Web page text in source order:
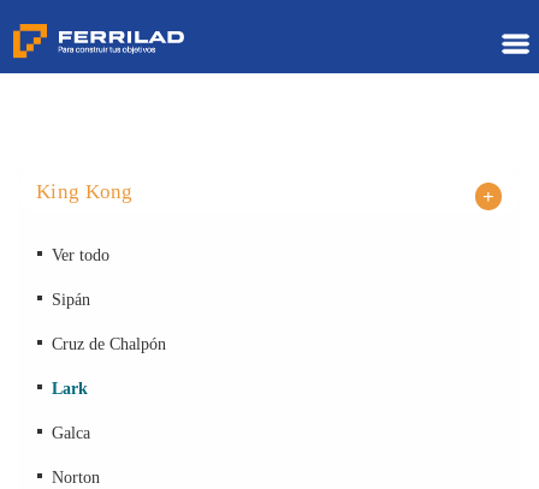
King Kong
Ver todo
Sipán
Cruz de Chalpón
Lark
Galca
Norton